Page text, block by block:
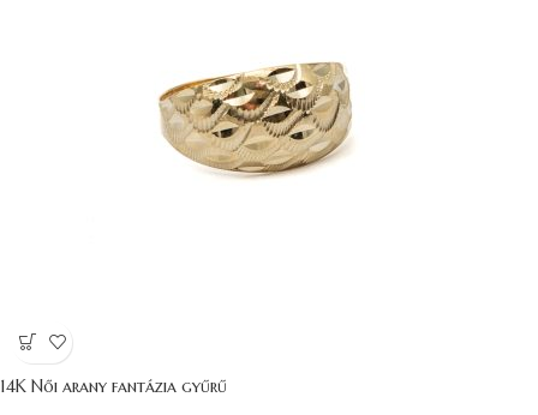
14K Női arany fantázia gyűrű